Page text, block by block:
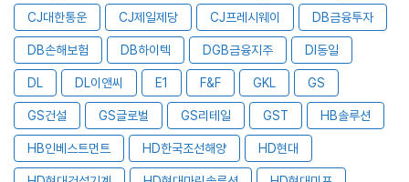
CJ대한통운 CJ제일제당 CJ프레시웨이 DB금융투자
DB손해보험 DB하이텍 DGB금융지주 DI동일
DL DL이앤씨 E1 F&F GKL GS
GS건설 GS글로벌 GS리테일 GST HB솔루션
HB인베스트먼트 HD한국조선해양 HD현대